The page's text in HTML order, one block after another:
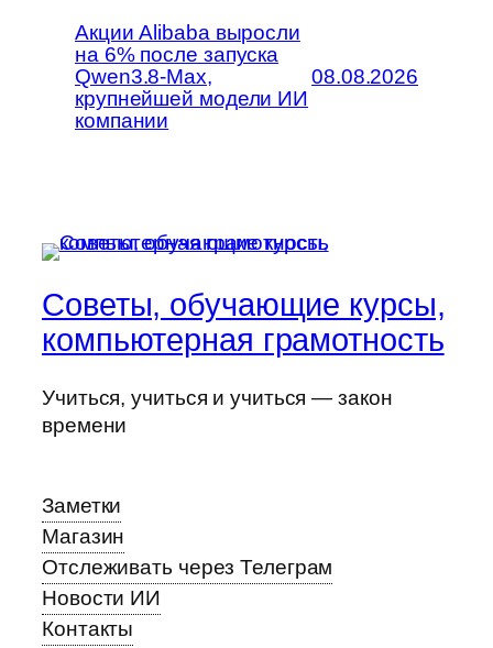
Акции Alibaba выросли
на 6% после запуска
Qwen3.8-Max,
крупнейшей модели ИИ
компании
08.08.2026
Советы, обучающие курсы,
компьютерная грамотность
Учиться, учиться и учиться — закон
времени
Заметки
Магазин
Отслеживать через Телеграм
Новости ИИ
Контакты